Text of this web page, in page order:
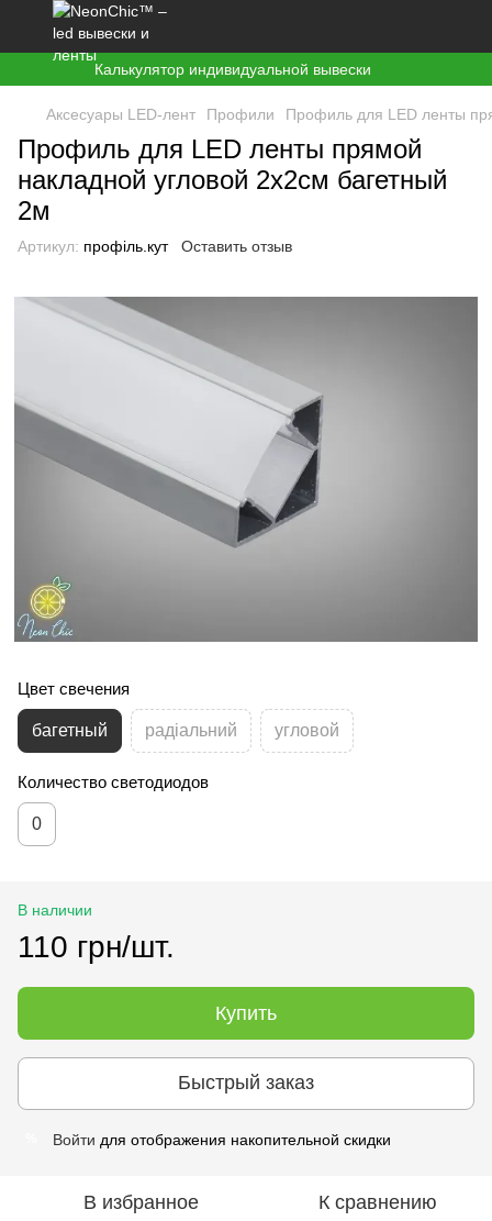
Калькулятор индивидуальной вывески
Аксесуары LED-лент Профили Профиль для LED ленты
Профиль для LED ленты прямой
накладной угловой 2х2см багетный
2м
Артикул: профіль.кут Оставить отзыв
Цвет свечения
багетный радіальний угловой
Количество светодиодов
0
В наличии
110 грн/шт.
Купить
Быстрый заказ
Войти для отображения накопительной скидки
В избранное К сравнению